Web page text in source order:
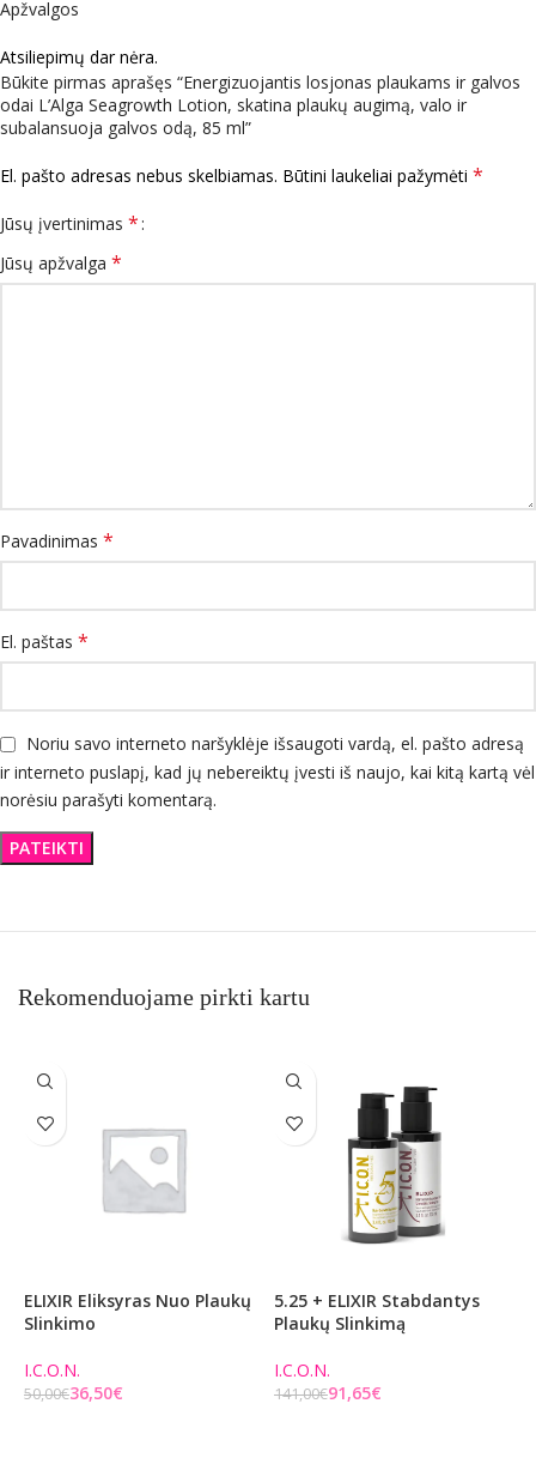
Apžvalgos
Atsiliepimų dar nėra.
Būkite pirmas aprašęs “Energizuojantis losjonas plaukams ir galvos
odai L’Alga Seagrowth Lotion, skatina plaukų augimą, valo ir
subalansuoja galvos odą, 85 ml”
El. pašto adresas nebus skelbiamas. Būtini laukeliai pažymėti *
Jūsų įvertinimas *
Jūsų apžvalga *
Pavadinimas *
El. paštas *
Noriu savo interneto naršyklėje išsaugoti vardą, el. pašto adresą
ir interneto puslapį, kad jų nebereiktų įvesti iš naujo, kai kitą kartą vėl
norėsiu parašyti komentarą.
Rekomenduojame pirkti kartu
ELIXIR Eliksyras Nuo Plaukų
Slinkimo
I.C.O.N.
50,00€36,50€
5.25 + ELIXIR Stabdantys
Plaukų Slinkimą
I.C.O.N.
141,00€91,65€